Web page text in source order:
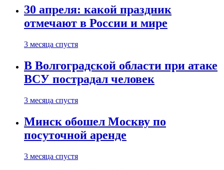
30 апреля: какой праздник
отмечают в России и мире
3 месяца спустя
В Волгоградской области при атаке
ВСУ пострадал человек
3 месяца спустя
Минск обошел Москву по
посуточной аренде
3 месяца спустя